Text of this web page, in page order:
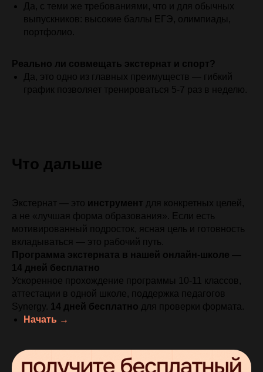
Да, с теми же требованиями, что и для обычных
выпускников: высокие баллы ЕГЭ, олимпиады,
портфолио.
Реально ли совмещать экстернат и спорт?
Да, это одно из главных преимуществ — гибкий
график позволяет тренироваться 5-7 раз в неделю.
Что дальше
Экстернат — это инструмент для конкретных целей,
а не «лучшая форма образования». Если есть
мотивированный подросток, ясная цель и готовность
вкладываться — это рабочий путь.
Программа экстерната в нашей онлайн-школе —
14 дней бесплатно
Ускоренное прохождение программы 10-11 классов,
аттестации в одной школе, поддержка педагогов
Synergy.
14 дней бесплатно для проверки формата.
Начать →